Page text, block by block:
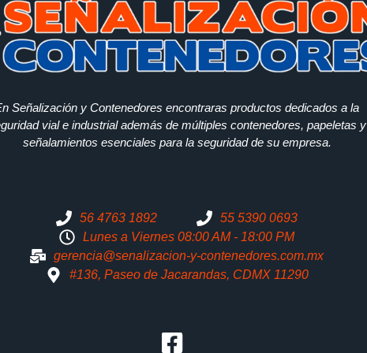
Señalización y Contenedores encontraras productos dedicados a la
vial e industrial además de múltiples contenedores, papeletas y
señalamientos esenciales para la seguridad de su empresa.
56 4763 1892
55 5390 0693
Lunes a Viernes 08:00 AM - 18:00 PM
gerencia@senalizacion-y-contenedores.com.mx
#136, Paseo de Jacarandas, CDMX 11290